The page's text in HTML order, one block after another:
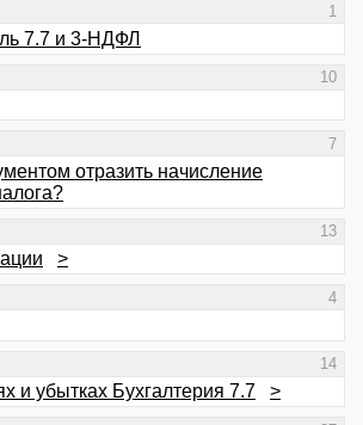
1
7.7 и 3-НДФЛ
10
7
отразить начисление
13
>
4
14
и убытках Бухгалтерия 7.7 >